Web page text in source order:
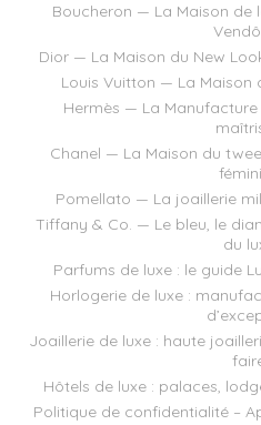
Boucheron — La Maison de
Dior — La Maison du New
Louis Vuitton — La Maison
Hermès — La
Chanel — La Maison du
Pomellato — La joaillerie
Tiffany & Co. — Le bleu, le
du
Parfums de luxe : le guide
Horlogerie de luxe :
Joaillerie de luxe : haute
Hôtels de luxe : palaces,
Politique de confidentialité –